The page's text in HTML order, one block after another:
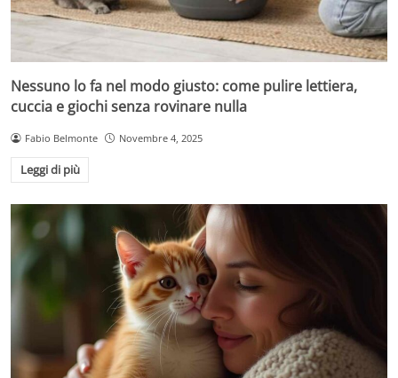
Nessuno lo fa nel modo giusto: come pulire lettiera,
cuccia e giochi senza rovinare nulla
Fabio Belmonte Novembre 4, 2025
Leggi di più